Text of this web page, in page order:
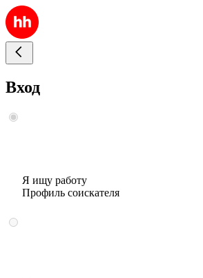
Вход
Я ищу работу
Профиль соискателя